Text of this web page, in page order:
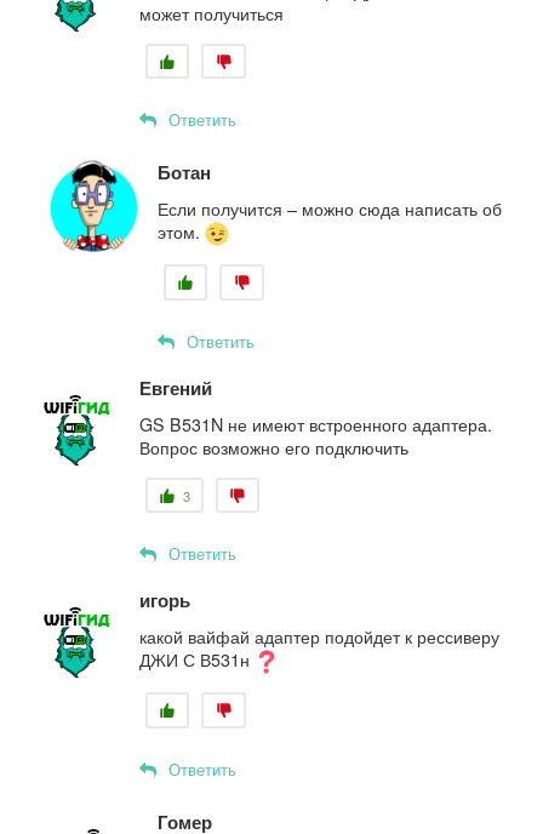
может получиться
Ответить
Ботан
Если получится – можно сюда написать об
этом.
Ответить
Евгений
GS B531N не имеют встроенного адаптера.
Вопрос возможно его подключить
3
Ответить
игорь
какой вайфай адаптер подойдет к рессиверу
ДЖИ С В531н
Ответить
Гомер